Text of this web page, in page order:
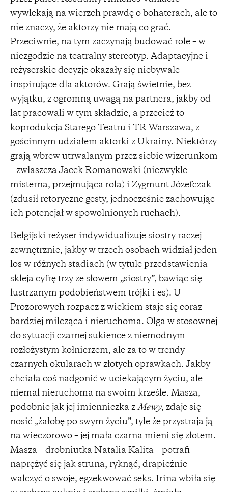
wywlekają na wierzch prawdę o bohaterach, ale to
nie znaczy, że aktorzy nie mają co grać.
Przeciwnie, na tym zaczynają budować role – w
niezgodzie na teatralny stereotyp. Adaptacyjne i
reżyserskie decyzje okazały się niebywale
inspirujące dla aktorów. Grają świetnie, bez
wyjątku, z ogromną uwagą na partnera, jakby od
lat pracowali w tym składzie, a przecież to
koprodukcja Starego Teatru i TR Warszawa, z
gościnnym udziałem aktorki z Ukrainy. Niektórzy
grają wbrew utrwalanym przez siebie wizerunkom
– zwłaszcza Jacek Romanowski (niezwykle
misterna, przejmująca rola) i Zygmunt Józefczak
(zdusił retoryczne gesty, jednocześnie zachowując
ich potencjał w spowolnionych ruchach).
Belgijski reżyser indywidualizuje siostry raczej
zewnętrznie, jakby w trzech osobach widział jeden
los w różnych stadiach (w tytule przedstawienia
skleja cyfrę trzy ze słowem „siostry”, bawiąc się
lustrzanym podobieństwem trójki i es). U
Prozorowych rozpacz z wiekiem staje się coraz
bardziej milcząca i nieruchoma. Olga w stosownej
do sytuacji czarnej sukience z niemodnym
rozłożystym kołnierzem, ale za to w trendy
czarnych okularach w złotych oprawkach. Jakby
chciała coś nadgonić w uciekającym życiu, ale
niemal nieruchoma na swoim krześle. Masza,
podobnie jak jej imienniczka z Mewy, zdaje się
nosić „żałobę po swym życiu”, tyle że przystraja ją
na wieczorowo – jej mała czarna mieni się złotem.
Masza – drobniutka Natalia Kalita – potrafi
naprężyć się jak struna, ryknąć, drapieżnie
walczyć o swoje, egzekwować seks. Irina wbiła się